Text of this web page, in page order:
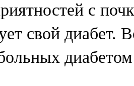
с
свой диабет.